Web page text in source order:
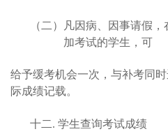
（二）
凡因病、因事请假
加考试的学生，可
给予缓考机会一次，与补考同
际成绩记载。
十二. 学生查询考试成绩